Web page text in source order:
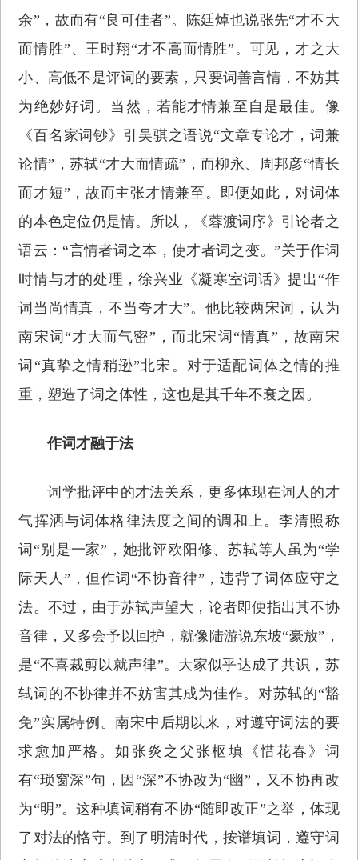
余”，故而有“良可佳者”。陈廷焯也说张先“才不大
而情胜”、王时翔“才不高而情胜”。可见，才之大
小、高低不是评词的要素，只要词善言情，不妨其
为绝妙好词。当然，若能才情兼至自是最佳。像
《百名家词钞》引吴骐之语说“文章专论才，词兼
论情”，苏轼“才大而情疏”，而柳永、周邦彦“情长
而才短”，故而主张才情兼至。即便如此，对词体
的本色定位仍是情。所以，《蓉渡词序》引论者之
语云：“言情者词之本，使才者词之变。”关于作词
时情与才的处理，徐兴业《凝寒室词话》提出“作
词当尚情真，不当夸才大”。他比较两宋词，认为
南宋词“才大而气密”，而北宋词“情真”，故南宋
词“真挚之情稍逊”北宋。对于适配词体之情的推
重，塑造了词之体性，这也是其千年不衰之因。
作词才融于法
词学批评中的才法关系，更多体现在词人的才
气挥洒与词体格律法度之间的调和上。李清照称
词“别是一家”，她批评欧阳修、苏轼等人虽为“学
际天人”，但作词“不协音律”，违背了词体应守之
法。不过，由于苏轼声望大，论者即便指出其不协
音律，又多会予以回护，就像陆游说东坡“豪放”，
是“不喜裁剪以就声律”。大家似乎达成了共识，苏
轼词的不协律并不妨害其成为佳作。对苏轼的“豁
免”实属特例。南宋中后期以来，对遵守词法的要
求愈加严格。如张炎之父张枢填《惜花春》词
有“琐窗深”句，因“深”不协改为“幽”，又不协再改
为“明”。这种填词稍有不协“随即改正”之举，体现
了对法的恪守。到了明清时代，按谱填词，遵守词